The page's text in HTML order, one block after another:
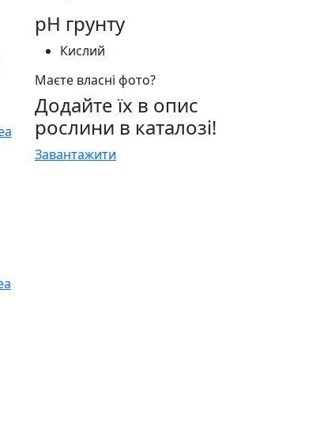
pH грунту
Кислий
Маєте власні фото?
Додайте їх в опис
рослини в каталозі!
Завантажити